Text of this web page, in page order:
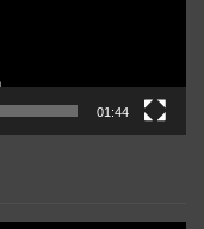
01:44